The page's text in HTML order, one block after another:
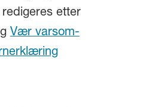
etter
Vær varsom-